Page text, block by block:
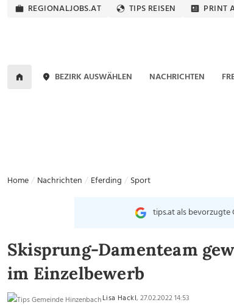
REGIONALJOBS.AT TIPS REISEN PRINT
BEZIRK AUSWÄHLEN NACHRICHTEN
Home Nachrichten Eferding Sport
tips.at als
Skisprung-Damenteam
im Einzelbewerb
Lisa Hackl, 27.02.2022 14:53